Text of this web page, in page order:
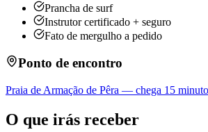
Prancha de surf
Instrutor certificado + seguro
Fato de mergulho a pedido
Ponto de encontro
Praia de Armação de Pêra — chega 15
O que irás receber